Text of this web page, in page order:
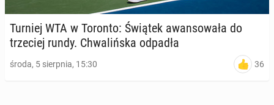
Turniej WTA w Toronto: Świątek awan­so­wa­ła do
trze­ciej rundy. Chwa­liń­ska odpadła
środa, 5 sierpnia, 15:30 36